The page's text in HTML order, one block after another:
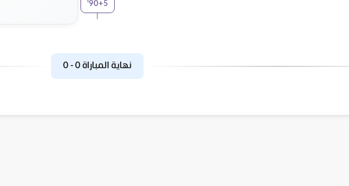
90+5
'
نهاية المباراة 0
-
0